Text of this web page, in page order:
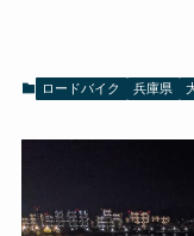
ロードバイク 兵庫県